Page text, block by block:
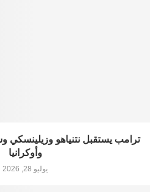
ترامب يستقبل نتنياهو
وأوكرانيا
يوليو 28, 2026